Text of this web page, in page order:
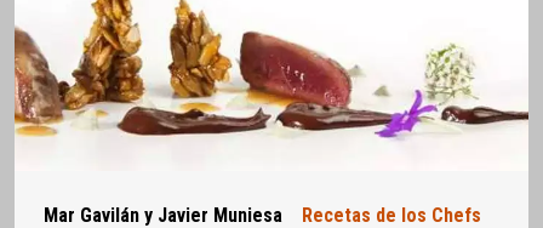
Mar Gavilán y Javier Muniesa Recetas de los Chefs